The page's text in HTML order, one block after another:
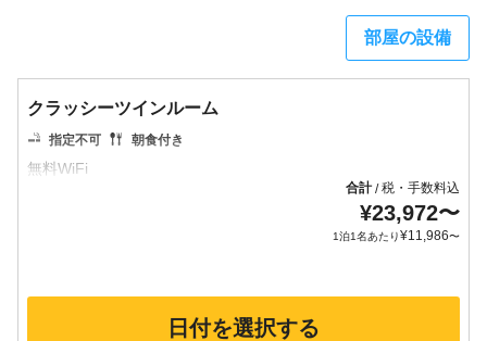
部屋の設備
クラッシーツインルーム
指定不可 朝食付き
合計/税・手数料込
¥23,972〜
1泊1名あたり¥11,986〜
日付を選択する